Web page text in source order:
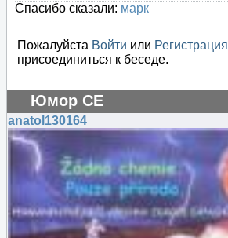
Спасибо сказали: марк
Пожалуйста Войти или Регистрация
присоединиться к беседе.
Юмор СЕ
anatol130164